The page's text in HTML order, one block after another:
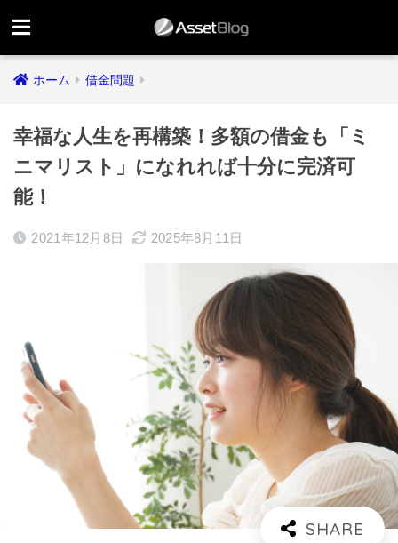
ホーム 借金問題
幸福な人生を再構築！多額の借金も「ミ
ニマリスト」になれれば十分に完済可
能！
2021年12月8日 2025年8月11日